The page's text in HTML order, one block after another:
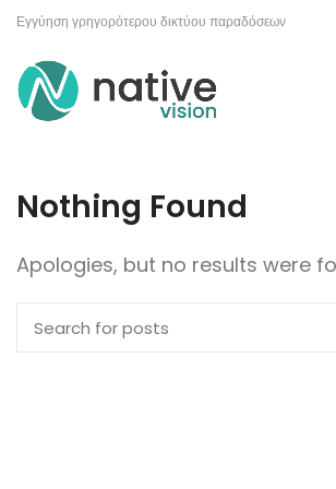
Εγγύηση γρηγορότερου δικτύου παραδόσεων
Nothing Found
Apologies, but no results were